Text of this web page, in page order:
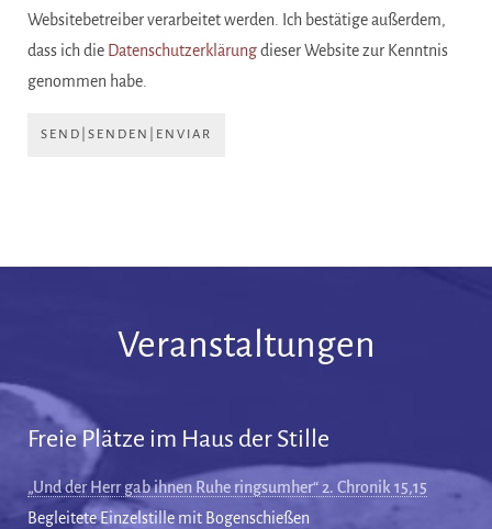
Websitebetreiber verarbeitet werden. Ich bestätige außerdem,
dass ich die Datenschutzerklärungdieser Website zur Kenntnis
genommen habe.
SEND|SENDEN|ENVIAR
Veranstaltungen
Freie Plätze im Haus der Stille
„Und der Herr gab ihnen Ruhe ringsumher“ 2. Chronik 15,15
Begleitete Einzelstille mit Bogenschießen